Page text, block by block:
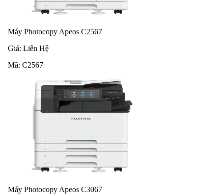
Máy Photocopy Apeos C2567
Giá: Liên Hệ
Mã: C2567
Máy Photocopy Apeos C3067